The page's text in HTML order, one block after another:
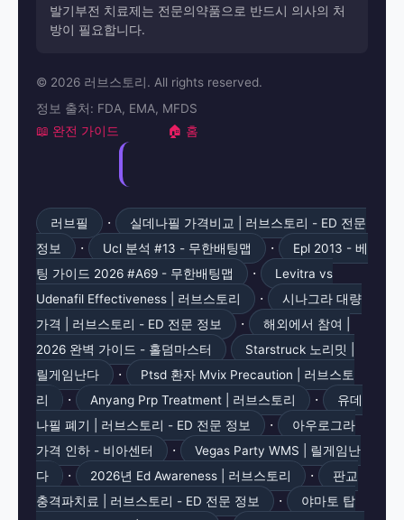
발기부전 치료제는 전문의약품으로 반드시 의사의 처
방이 필요합니다.
© 2026 러브스토리. All rights reserved.
정보 출처: FDA, EMA, MFDS
📖 완전 가이드 🏠 홈
러브필 ·
실데나필 가격비교 | 러브스토리 - ED 전문
정보
· Ucl 분석 #13 - 무한배팅맵 ·
Epl 2013 - 베
팅 가이드 2026 #A69 - 무한배팅맵
·
Levitra vs
Udenafil Effectiveness | 러브스토리
·
시나그라 대량
가격 | 러브스토리 - ED 전문 정보
·
해외에서 참여 |
2026 완벽 가이드 - 홀덤마스터
Starstruck 노리밋 |
릴게임난다
·
Ptsd 환자 Mvix Precaution | 러브스토
리
· Anyang Prp Treatment | 러브스토리 ·
유데
나필 폐기 | 러브스토리 - ED 전문 정보
·
아우로그라
가격 인하 - 비아센터
·
Vegas Party WMS | 릴게임난
다
· 2026년 Ed Awareness | 러브스토리 ·
판교
충격파치료 | 러브스토리 - ED 전문 정보
·
야마토 탑